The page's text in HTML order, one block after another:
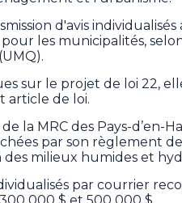
d'avis
les municipalités,
sur le projet de loi 22,
article de loi.
la MRC des Pays-d’en-
par son règlement
milieux humides et
par courrier